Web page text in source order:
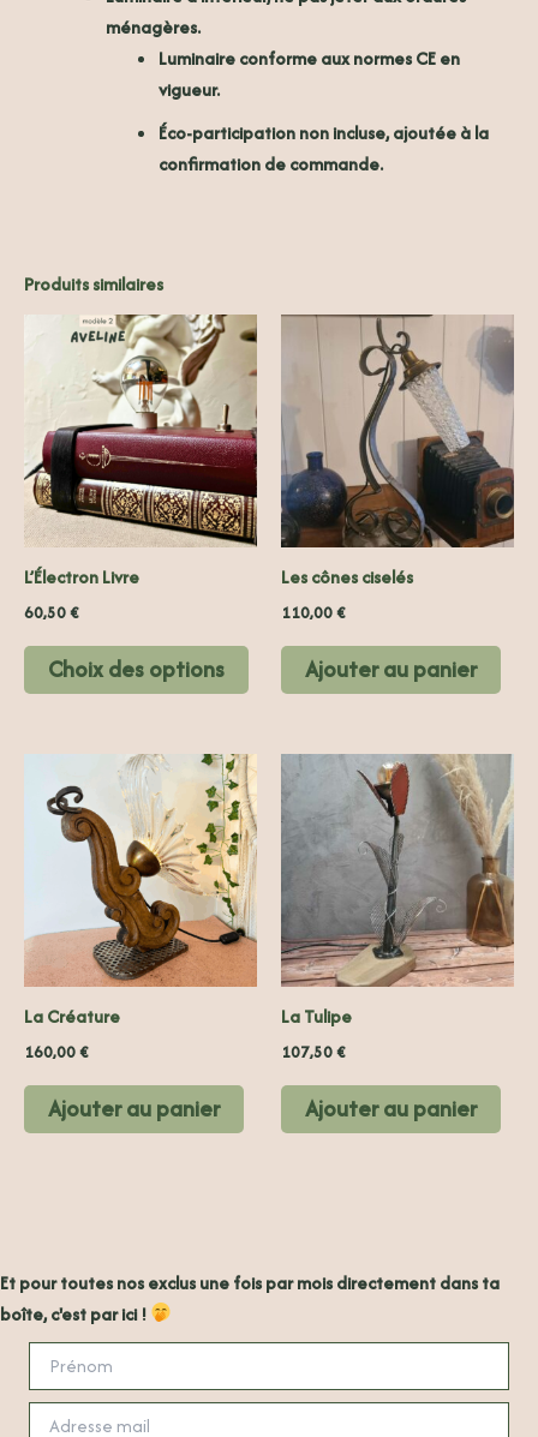
ménagères.
Luminaire conforme aux normes CE en
vigueur.
Éco-participation non incluse, ajoutée à la
confirmation de commande.
Produits similaires
L’Électron Livre
60,50€
Choix des options
Ce
plusieurs
variations.
Les
options
peuvent
choisies
page
produit
Les cônes ciselés
110,00€
Ajouter au panier
La Créature
160,00€
Ajouter au panier
La Tulipe
107,50€
Ajouter au panier
Et pour toutes nos exclus une fois par mois directement dans ta
boîte, c'est par ici !